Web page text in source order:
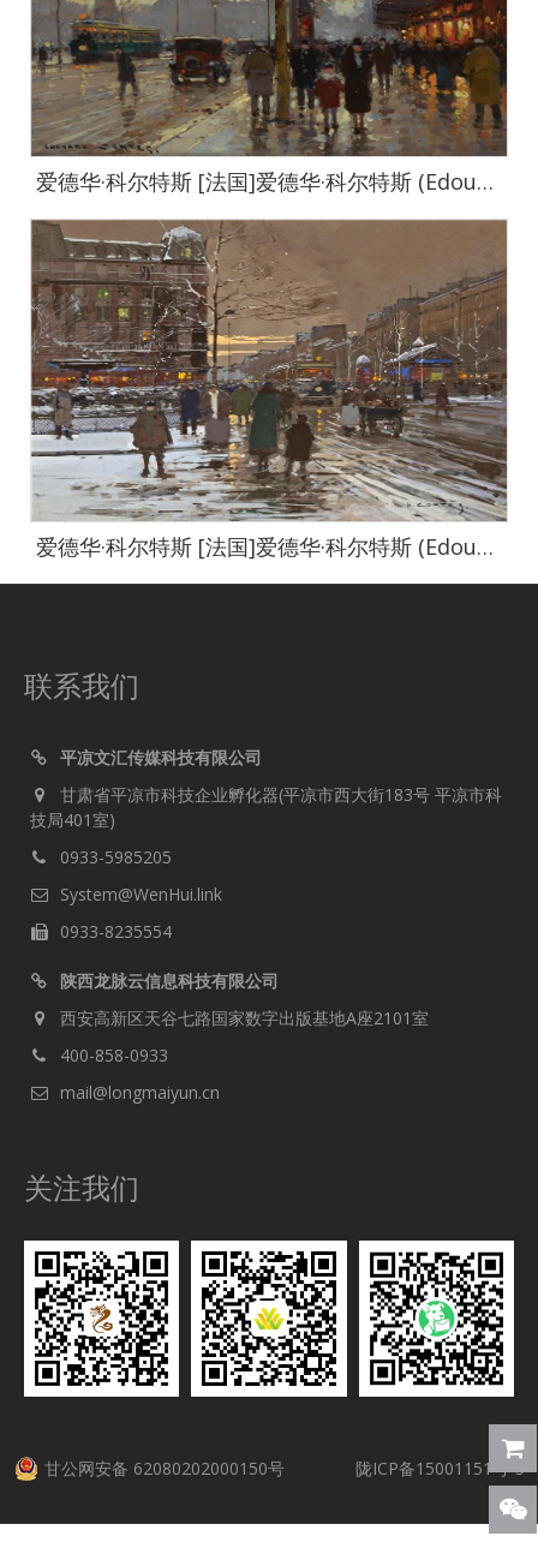
爱德华·科尔特斯 [法国]爱德华·科尔特斯 (Edouard Cortes)作品集-0045
爱德华·科尔特斯 [法国]爱德华·科尔特斯 (Edouard Cortes)作品集-0046
联系我们
平凉文汇传媒科技有限公司
甘肃省平凉市科技企业孵化器(平凉市西大街183号 平凉市科
技局401室)
0933-5985205
System@WenHui.link
0933-8235554
陕西龙脉云信息科技有限公司
西安高新区天谷七路国家数字出版基地A座2101室
400-858-0933
mail@longmaiyun.cn
关注我们
甘公网安备 62080202000150号 陇ICP备15001151号-5